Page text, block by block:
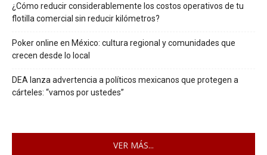
¿Cómo reducir considerablemente los costos operativos de tu
flotilla comercial sin reducir kilómetros?
Poker online en México: cultura regional y comunidades que
crecen desde lo local
DEA lanza advertencia a políticos mexicanos que protegen a
cárteles: “vamos por ustedes”
VER MÁS...